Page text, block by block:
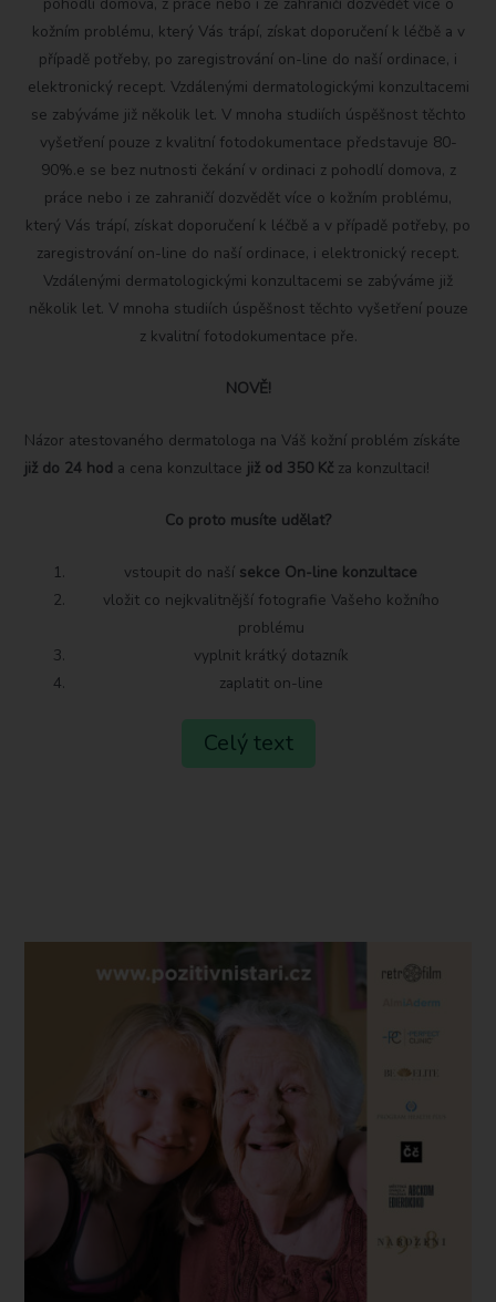
kožním problému, který Vás trápí, získat doporučení k léčbě a v
případě potřeby, po zaregistrování on-line do naší ordinace, i
elektronický recept. Vzdálenými dermatologickými konzultacemi
se zabýváme již několik let. V mnoha studiích úspěšnost těchto
vyšetření pouze z kvalitní fotodokumentace představuje 80-
90%.e se bez nutnosti čekání v ordinaci z pohodlí domova, z
práce nebo i ze zahraničí dozvědět více o kožním problému,
který Vás trápí, získat doporučení k léčbě a v případě potřeby, po
zaregistrování on-line do naší ordinace, i elektronický recept.
Vzdálenými dermatologickými konzultacemi se zabýváme již
několik let. V mnoha studiích úspěšnost těchto vyšetření pouze
z kvalitní fotodokumentace pře.
NOVĚ!
Názor atestovaného dermatologa na Váš kožní problém získáte
již do 24 hod a cena konzultace již od 350 Kč za konzultaci!
Co proto musíte udělat?
vstoupit do naší sekce On-line konzultace
vložit co nejkvalitnější fotografie Vašeho kožního
problému
vyplnit krátký dotazník
zaplatit on-line
Celý text